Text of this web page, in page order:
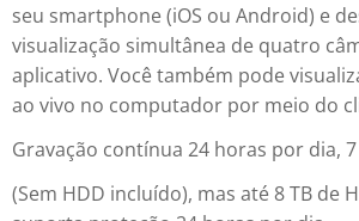
seu smartphone (iOS ou Android) e
visualização simultânea de quatro
aplicativo. Você também pode
ao vivo no computador por meio do
Gravação contínua 24 horas por dia,
(Sem HDD incluído), mas até 8 TB de